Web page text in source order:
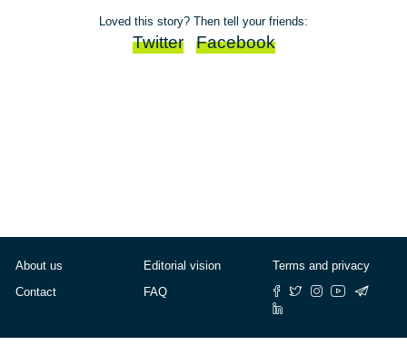
Loved this story? Then tell your friends:
Twitter Facebook
About us
Contact
Editorial vision
FAQ
Terms and privacy